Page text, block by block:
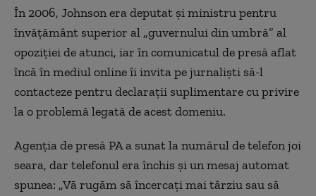
În 2006, Johnson era deputat și ministru pentru
învățământ superior al „guvernului din umbră” al
opoziției de atunci, iar în comunicatul de presă aflat
încă în mediul online îi invita pe jurnaliști să-l
contacteze pentru declarații suplimentare cu privire
la o problemă legată de acest domeniu.
Agenția de presă PA a sunat la numărul de telefon joi
seara, dar telefonul era închis și un mesaj automat
spunea: „Vă rugăm să încercați mai târziu sau să